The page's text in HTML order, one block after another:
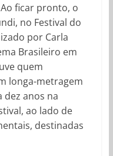
ficar pronto, o
no Festival do
por Carla
Brasileiro em
quem
longa-metragem
dez anos na
ao lado de
destinadas